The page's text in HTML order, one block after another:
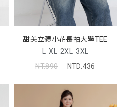
甜美立體小花長袖大學TEE
L XL 2XL 3XL
NT.890
NTD.436